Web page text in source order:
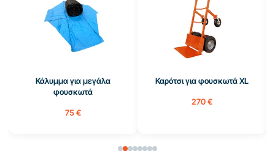
Κάλυμμα για μεγάλα
φουσκωτά
75 €
Καρότσι για φουσκωτά XL
270 €